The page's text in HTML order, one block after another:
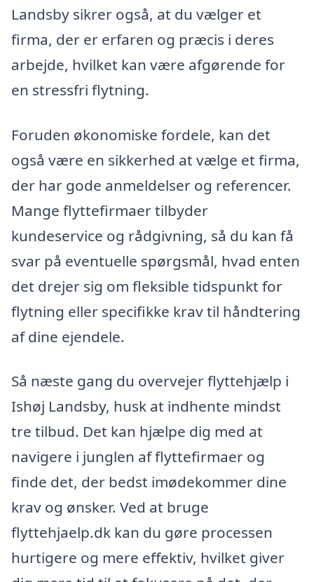
Landsby sikrer også, at du vælger et
firma, der er erfaren og præcis i deres
arbejde, hvilket kan være afgørende for
en stressfri flytning.
Foruden økonomiske fordele, kan det
også være en sikkerhed at vælge et firma,
der har gode anmeldelser og referencer.
Mange flyttefirmaer tilbyder
kundeservice og rådgivning, så du kan få
svar på eventuelle spørgsmål, hvad enten
det drejer sig om fleksible tidspunkt for
flytning eller specifikke krav til håndtering
af dine ejendele.
Så næste gang du overvejer flyttehjælp i
Ishøj Landsby, husk at indhente mindst
tre tilbud. Det kan hjælpe dig med at
navigere i junglen af flyttefirmaer og
finde det, der bedst imødekommer dine
krav og ønsker. Ved at bruge
flyttehjaelp.dk kan du gøre processen
hurtigere og mere effektiv, hvilket giver